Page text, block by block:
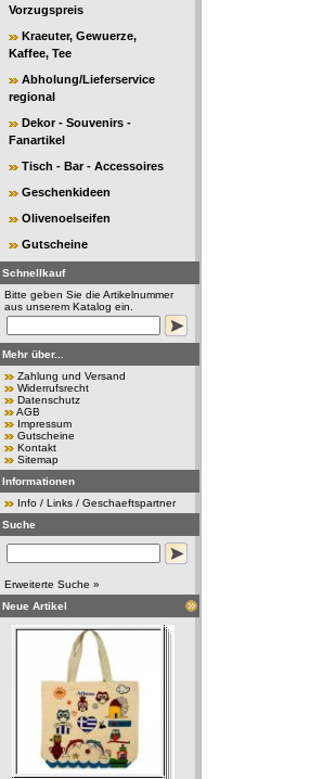
Vorzugspreis
Kraeuter, Gewuerze,
Kaffee, Tee
Abholung/Lieferservice
regional
Dekor - Souvenirs -
Fanartikel
Tisch - Bar - Accessoires
Geschenkideen
Olivenoelseifen
Gutscheine
Schnellkauf
Bitte geben Sie die Artikelnummer
aus unserem Katalog ein.
Mehr über...
Zahlung und Versand
Widerrufsrecht
Datenschutz
AGB
Impressum
Gutscheine
Kontakt
Sitemap
Informationen
Info / Links / Geschaeftspartner
Suche
Erweiterte Suche »
Neue Artikel